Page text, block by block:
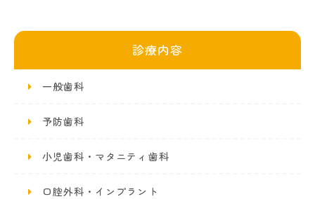
診療内容
一般歯科
予防歯科
小児歯科・マタニティ歯科
口腔外科・インプラント